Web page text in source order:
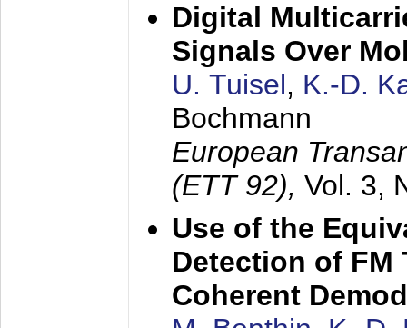
Digital
Signals Over
U. Tuisel, K.-D.
Bochmann
European
(ETT 92), Vol. 3,
Use of the
Detection of FM
Coherent